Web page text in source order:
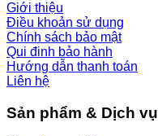
Giới thiệu
Điều khoản sử dụng
Chính sách bảo mật
Qui đinh bảo hành
Hướng dẫn thanh toán
Liên hệ
Sản phẩm & Dịch vụ